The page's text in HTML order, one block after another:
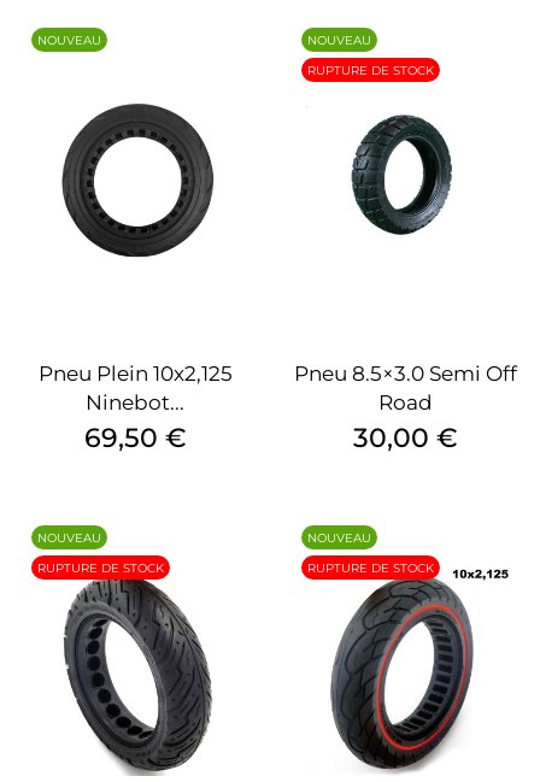
Pneu Plein 10x2,125
Ninebot...
Prix
69,50 €
NOUVEAU
Pneu 8.5×3.0 Semi Off
Road
Prix
30,00 €
NOUVEAU
RUPTURE DE STOCK
NOUVEAU
RUPTURE DE STOCK
NOUVEAU
RUPTURE DE STOCK